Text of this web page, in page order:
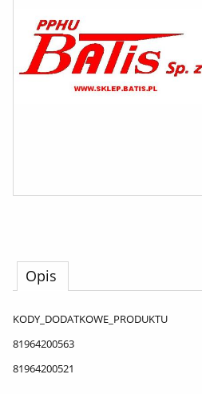
Opis
KODY_DODATKOWE_PRODUKTU
81964200563
81964200521